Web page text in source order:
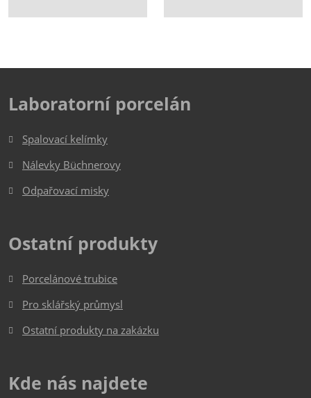
Laboratorní porcelán
Spalovací kelímky
Nálevky Büchnerovy
Odpařovací misky
Ostatní produkty
Porcelánové trubice
Pro sklářský průmysl
Ostatní produkty na zakázku
Kde nás najdete